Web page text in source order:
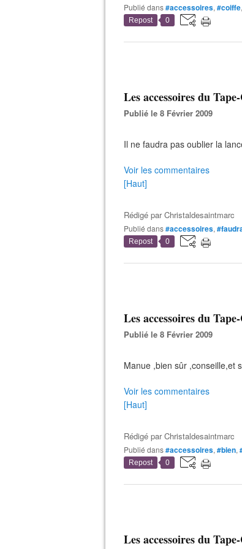
Publié dans#accessoires, #coiffe,
Repost 0
Les accessoires du
Publié le 8 Février 2009
Il ne faudra pas oublier la
Voir les commentaires
[Haut]
Rédigé parChristaldesaintmarc
Publié dans#accessoires,
Repost 0
Les accessoires du
Publié le 8 Février 2009
Manue ,bien sûr ,conseille,et
Voir les commentaires
[Haut]
Rédigé parChristaldesaintmarc
Publié dans#accessoires, #bien,
Repost 0
Les accessoires du